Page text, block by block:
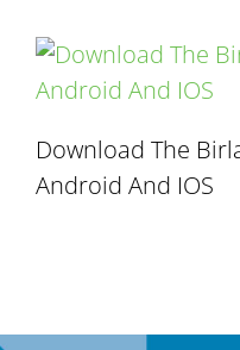
Download The
Android And IOS